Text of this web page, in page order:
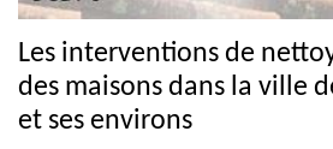
Les interventions de
des maisons dans la ville
et ses environs